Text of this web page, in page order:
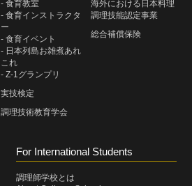
- 食育教室
- 食育インストラクタ
ー
- 食育イベント
- 日本列島お雑煮あれ
これ
- Z-1グランプリ
実技検定
調理技術教育学会
海外における日本料理
調理技能認定事業
総合補償保険
For International Students
調理師学校とは